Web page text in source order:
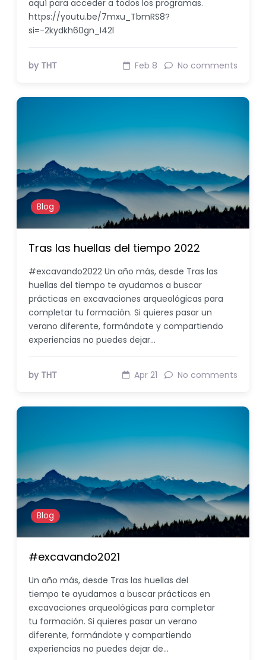
aquí para acceder a todos los programas.
https://youtu.be/7mxu_TbmRS8?
si=-2kydkh60gn_I42l
by THT Feb 8 No comments
Blog
Tras las huellas del tiempo 2022
#excavando2022 Un año más, desde Tras las
huellas del tiempo te ayudamos a buscar
prácticas en excavaciones arqueológicas para
completar tu formación. Si quieres pasar un
verano diferente, formándote y compartiendo
experiencias no puedes dejar…
by THT Apr 21 No comments
Blog
#excavando2021
Un año más, desde Tras las huellas del
tiempo te ayudamos a buscar prácticas en
excavaciones arqueológicas para completar
tu formación. Si quieres pasar un verano
diferente, formándote y compartiendo
experiencias no puedes dejar de…